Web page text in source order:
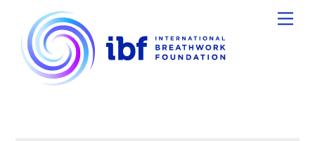
content